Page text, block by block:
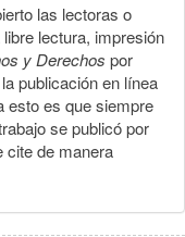
las lectoras o
lectura, impresión
y Derechos por
publicación en línea
esto es que siempre
se publicó por
cite de manera